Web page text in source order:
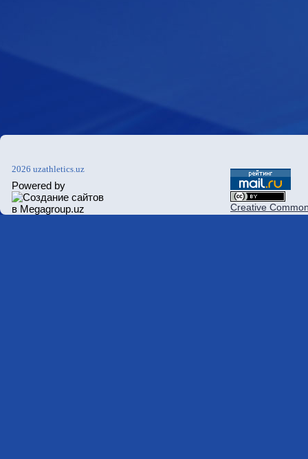
2026 uzathletics.uz
Powered by
Creative